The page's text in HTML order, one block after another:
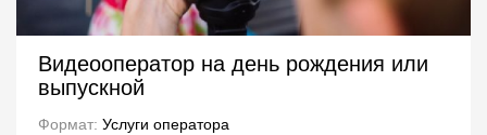
Видеооператор на день рождения или
выпускной
Формат: Услуги оператора